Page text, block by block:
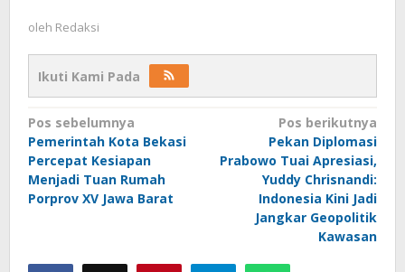
oleh Redaksi
Ikuti Kami Pada
Navigasi
pos
Pos sebelumnya
Pemerintah Kota Bekasi
Percepat Kesiapan
Menjadi Tuan Rumah
Porprov XV Jawa Barat
Pos berikutnya
Pekan Diplomasi
Prabowo Tuai Apresiasi,
Yuddy Chrisnandi:
Indonesia Kini Jadi
Jangkar Geopolitik
Kawasan